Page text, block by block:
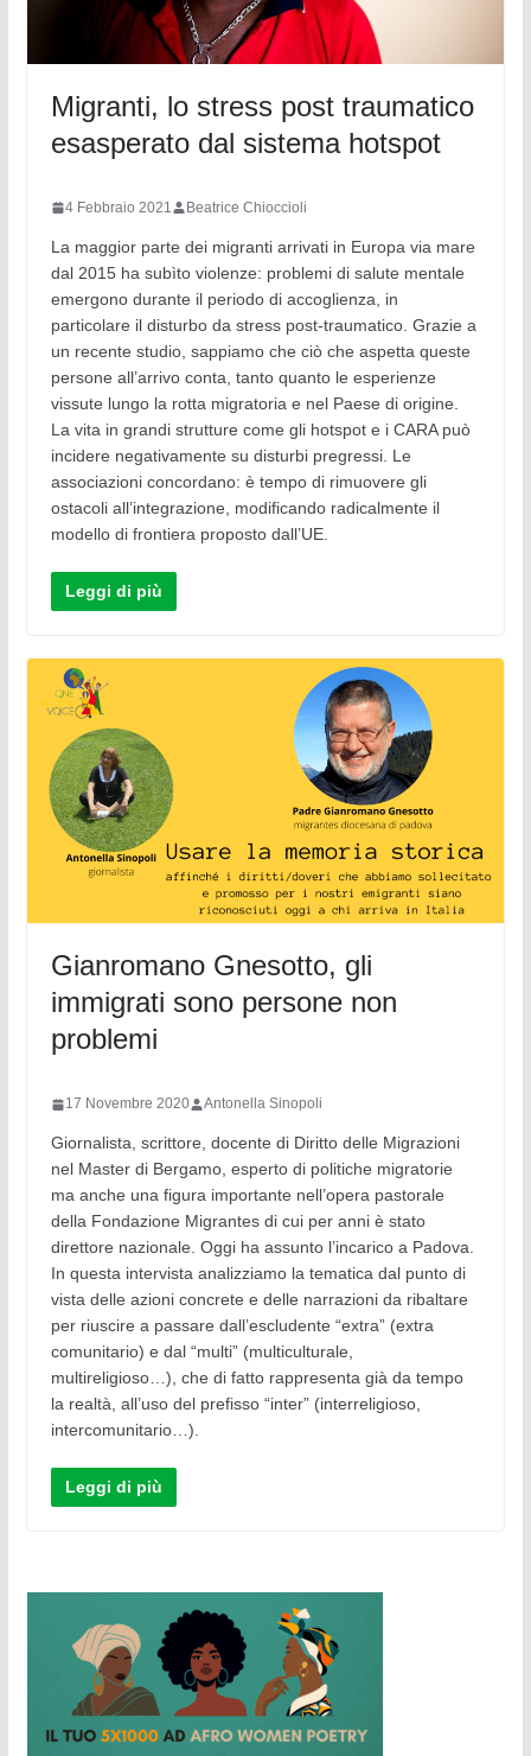
Migranti, lo stress post traumatico
esasperato dal sistema hotspot
4 Febbraio 2021 Beatrice Chioccioli
La maggior parte dei migranti arrivati in Europa via mare
dal 2015 ha subìto violenze: problemi di salute mentale
emergono durante il periodo di accoglienza, in
particolare il disturbo da stress post-traumatico. Grazie a
un recente studio, sappiamo che ciò che aspetta queste
persone all’arrivo conta, tanto quanto le esperienze
vissute lungo la rotta migratoria e nel Paese di origine.
La vita in grandi strutture come gli hotspot e i CARA può
incidere negativamente su disturbi pregressi. Le
associazioni concordano: è tempo di rimuovere gli
ostacoli all’integrazione, modificando radicalmente il
modello di frontiera proposto dall’UE.
Leggi di più
Gianromano Gnesotto, gli
immigrati sono persone non
problemi
17 Novembre 2020 Antonella Sinopoli
Giornalista, scrittore, docente di Diritto delle Migrazioni
nel Master di Bergamo, esperto di politiche migratorie
ma anche una figura importante nell’opera pastorale
della Fondazione Migrantes di cui per anni è stato
direttore nazionale. Oggi ha assunto l’incarico a Padova.
In questa intervista analizziamo la tematica dal punto di
vista delle azioni concrete e delle narrazioni da ribaltare
per riuscire a passare dall’escludente “extra” (extra
comunitario) e dal “multi” (multiculturale,
multireligioso…), che di fatto rappresenta già da tempo
la realtà, all’uso del prefisso “inter” (interreligioso,
intercomunitario…).
Leggi di più